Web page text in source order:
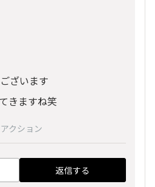
ざいます
きますね笑
クション
返信する